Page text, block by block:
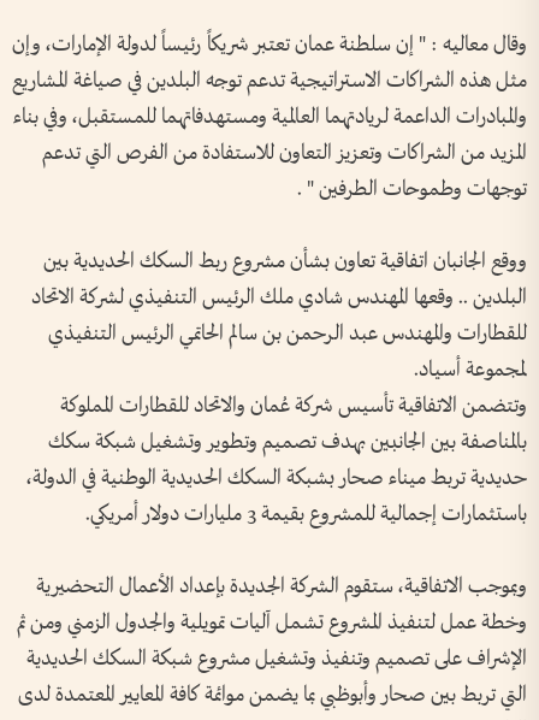
وقال معاليه : " إن سلطنة عمان تعتبر شريكاً رئيساً لدولة الإمارات، وإن
مثل هذه الشراكات الاستراتيجية تدعم توجه البلدين في صياغة المشاريع
والمبادرات الداعمة لريادتهما العالمية ومستهدفاتهما للمستقبل، وفي بناء
المزيد من الشراكات وتعزيز التعاون للاستفادة من الفرص التي تدعم
توجهات وطموحات الطرفين " .
ووقع الجانبان اتفاقية تعاون بشأن مشروع ربط السكك الحديدية بين
البلدين .. وقعها المهندس شادي ملك الرئيس التنفيذي لشركة الاتحاد
للقطارات والمهندس عبد الرحمن بن سالم الحاتمي الرئيس التنفيذي
لمجموعة أسيـاد.
وتتضمن الاتفاقية تأسيس شركة عُمان والاتحاد للقطارات المملوكة
بالمناصفة بين الجانبين بهدف تصميم وتطوير وتشغيل شبكة سكك
حديدية تربط ميناء صحار بشبكة السكك الحديدية الوطنية في الدولة،
باستثمارات إجمالية للمشروع بقيمة 3 مليارات دولار أمريكي.
وبموجب الاتفاقية، ستقوم الشركة الجديدة بإعداد الأعمال التحضيرية
وخطة عمل لتنفيذ المشروع تشمل آليات تمويلية والجدول الزمني ومن ثم
الإشراف على تصميم وتنفيذ وتشغيل مشروع شبكة السكك الحديدية
التي تربط بين صحار وأبوظبي بما يضمن موائمة كافة المعايير المعتمدة لدى